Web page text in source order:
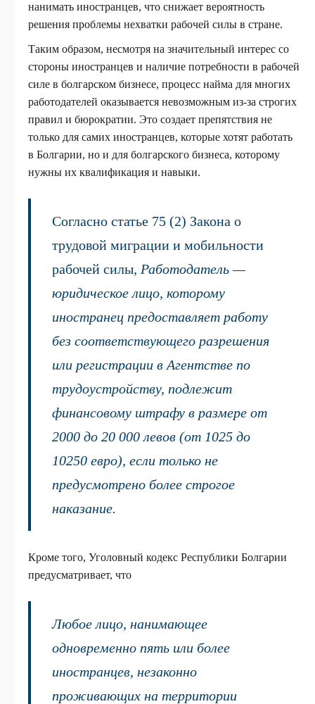
нанимать иностранцев, что снижает вероятность
решения проблемы нехватки рабочей силы в стране.
Таким образом, несмотря на значительный интерес со
стороны иностранцев и наличие потребности в рабочей
силе в болгарском бизнесе, процесс найма для многих
работодателей оказывается невозможным из-за строгих
правил и бюрократии. Это создает препятствия не
только для самих иностранцев, которые хотят работать
в Болгарии, но и для болгарского бизнеса, которому
нужны их квалификация и навыки.
Согласно статье 75 (2) Закона о
трудовой миграции и мобильности
рабочей силы, Работодатель —
юридическое лицо, которому
иностранец предоставляет работу
без соответствующего разрешения
или регистрации в Агентстве по
трудоустройству, подлежит
финансовому штрафу в размере от
2000 до 20 000 левов (от 1025 до
10250 евро), если только не
предусмотрено более строгое
наказание.
Кроме того, Уголовный кодекс Республики Болгарии
предусматривает, что
Любое лицо, нанимающее
одновременно пять или более
иностранцев, незаконно
проживающих на территории